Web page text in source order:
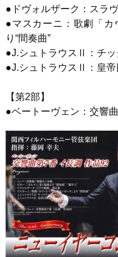
●ドヴォルザーク：スラ
●マスカーニ：歌劇「カ
り“間奏曲”
●J.シュトラウスⅡ：チッ
●J.シュトラウスⅡ：皇帝
【第2部】
●ベートーヴェン：交響